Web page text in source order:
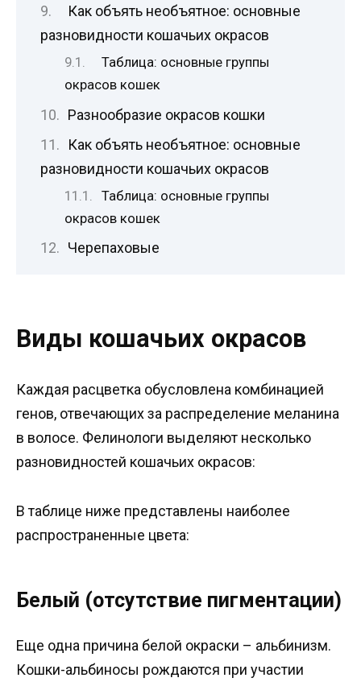
Как объять необъятное: основные
разновидности кошачьих окрасов
Таблица: основные группы
окрасов кошек
Разнообразие окрасов кошки
Как объять необъятное: основные
разновидности кошачьих окрасов
Таблица: основные группы
окрасов кошек
Черепаховые
Виды кошачьих окрасов
Каждая расцветка обусловлена комбинацией
генов, отвечающих за распределение меланина
в волосе. Фелинологи выделяют несколько
разновидностей кошачьих окрасов:
В таблице ниже представлены наиболее
распространенные цвета:
Белый (отсутствие пигментации)
Еще одна причина белой окраски – альбинизм.
Кошки-альбиносы рождаются при участии